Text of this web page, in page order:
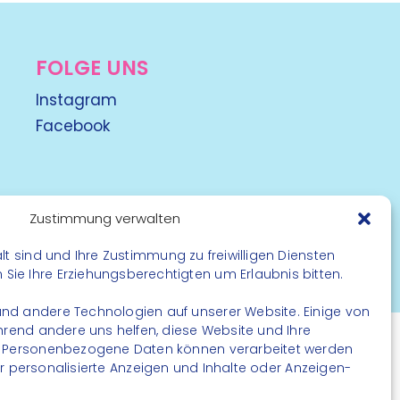
Zustimmung verwalten
sind und Ihre Zustimmung zu freiwilligen Diensten
Ihre Erziehungsberechtigten um Erlaubnis bitten.
andere Technologien auf unserer Website. Einige von
andere uns helfen, diese Website und Ihre
Daten können verarbeitet werden
personalisierte Anzeigen und Inhalte oder Anzeigen-
FOLGE UNS
Instagram
Facebook